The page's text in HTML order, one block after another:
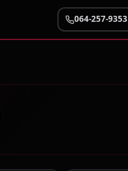
064-257-9353